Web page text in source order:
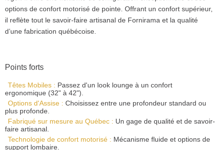
options de confort motorisé de pointe. Offrant un confort supérieur,
il reflète tout le savoir-faire artisanal de Fornirama et la qualité
d’une fabrication québécoise.
Points forts
Têtes Mobiles : Passez d'un look lounge à un confort
ergonomique (32" à 42").
Options d'Assise : Choisissez entre une profondeur standard ou
plus profonde.
Fabriqué sur mesure au Québec : Un gage de qualité et de savoir-
faire artisanal.
Technologie de confort motorisé : Mécanisme fluide et options de
support lombaire.